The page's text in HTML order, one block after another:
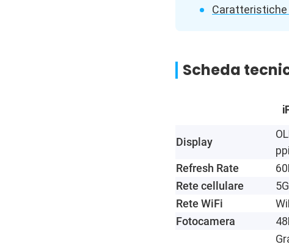
Caratteristiche
Scheda
Display
ppi
Refresh Rate
Rete cellulare
5G
Rete WiFi
Fotocamera